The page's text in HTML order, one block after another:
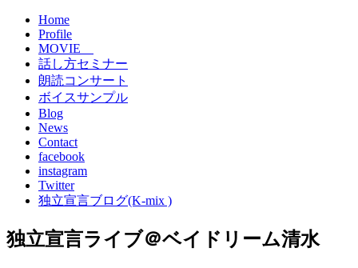
Home
Profile
MOVIE
話し方セミナー
朗読コンサート
ボイスサンプル
Blog
News
Contact
facebook
instagram
Twitter
独立宣言ブログ(K-mix )
独立宣言ライブ＠ベイドリーム清水